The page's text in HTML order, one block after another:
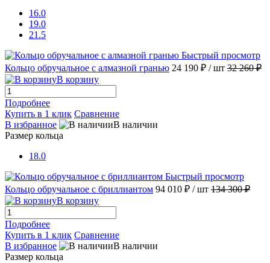
16.0
19.0
21.5
Быстрый просмотр
Кольцо обручальное с алмазной гранью 24 190 ₽ / шт 32 260 ₽
В корзину
Подробнее
Купить в 1 клик Сравнение
В избранное
В наличии
Размер кольца
18.0
Быстрый просмотр
Кольцо обручальное с бриллиантом 94 010 ₽ / шт 134 300 ₽
В корзину
Подробнее
Купить в 1 клик Сравнение
В избранное
В наличии
Размер кольца